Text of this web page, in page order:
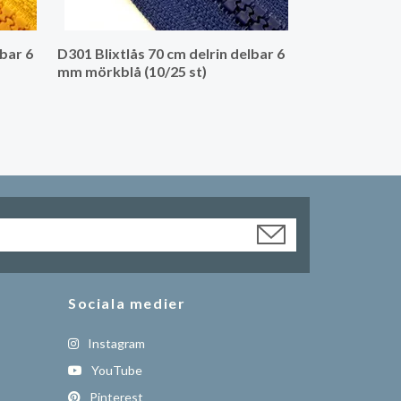
6
D301 Blixtlås 70 cm delrin delbar 6
mm mörkblå (10/25 st)
Sociala medier
Instagram
YouTube
Pinterest